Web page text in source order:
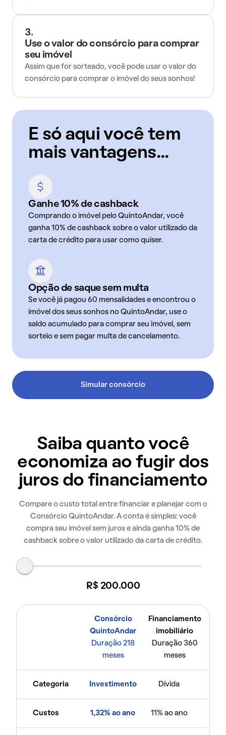
3.
Use o valor do consórcio para comprar
seu imóvel
Assim que for sorteado, você pode usar o valor do
consórcio para comprar o imóvel do seus sonhos!
E só aqui você tem
mais vantagens...
Ganhe 10% de cashback
Comprando o imóvel pelo QuintoAndar, você
ganha 10% de cashback sobre o valor utilizado da
carta de crédito para usar como quiser.
Opção de saque sem multa
Se você já pagou 60 mensalidades e encontrou o
imóvel dos seus sonhos no QuintoAndar, use o
saldo acumulado para comprar seu imóvel, sem
sorteio e sem pagar multa de cancelamento.
Simular consórcio
Saiba quanto você
economiza ao fugir dos
juros do financiamento
Compare o custo total entre financiar e planejar com o
Consórcio QuintoAndar. A conta é simples: você
compra seu imóvel sem juros e ainda ganha 10% de
cashback sobre o valor utilizado da carta de crédito.
R$ 200.000
Consórcio
QuintoAndar
Duração 218
meses
Financiamento
imobiliário
Duração 360
meses
Categoria Investimento Dívida
Custos 1,32% ao ano 11% ao ano